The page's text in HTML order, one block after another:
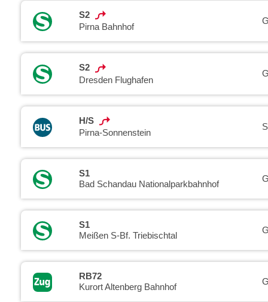
S2
Pirna Bahnhof
S2
Dresden Flughafen
H/S
Pirna-Sonnenstein
S1
Bad Schandau Nationalparkbahnhof
S1
Meißen S-Bf. Triebischtal
RB72
Kurort Altenberg Bahnhof